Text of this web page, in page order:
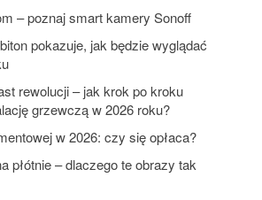
– poznaj smart kamery Sonoff
pokazuje, jak będzie wyglądać
rewolucji – jak krok po kroku
grzewczą w 2026 roku?
w 2026: czy się opłaca?
płótnie – dlaczego te obrazy tak